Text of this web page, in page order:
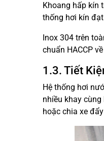
Khoang hấp kín
thống hơi kín
Inox 304 trên
chuẩn HACCP
1.3. Tiết
Hệ thống hơi
nhiều khay
hoặc chia xe